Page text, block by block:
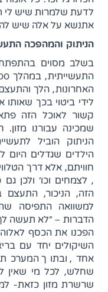
לדעת שלמרות שיש לי
אתנשא על אלה שיש
הניתוק והמהפכה
בשלב מסוים
האחרונות, הלך והתעצם
לידי ביטוי בכך
קשור לאוכל הזה
שמכינה עבורנו
הניתוק הוביל
הילדים שגדלים היום
חוויתם, אלא דרך
, לצמחים וכו' ולכן גם
הזה, הניכור, התעצם
למשוואה התפיסה
הדברות – "לא תעשה לך
הפכנו את הכסף
השיקולים יחד עם
אחד, ובתוך המערכת
שחלש, לכל מי שאין
שרשרת מזון כזאת-